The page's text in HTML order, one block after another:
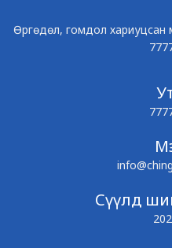
Өргөдөл, гомдол хариуцсан
Сүүлд